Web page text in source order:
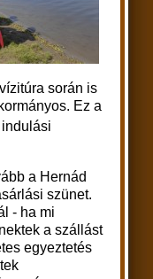
során is
Ez a
indulási
a Hernád
szünet.
- ha mi
a szállást
egyeztetés